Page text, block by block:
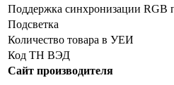
Поддержка синхронизации RGB
Подсветка
Количество товара в УЕИ
Код ТН ВЭД
Сайт производителя